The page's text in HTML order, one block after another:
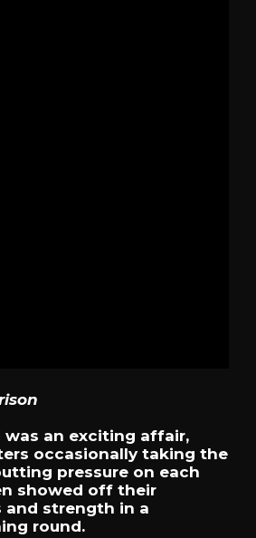
was an exciting affair,
occasionally taking the
pressure on each
showed off their
strength in a
round.